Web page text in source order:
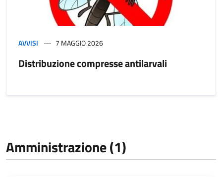
AVVISI 7 MAGGIO 2026
Distribuzione compresse antilarvali
Amministrazione (1)